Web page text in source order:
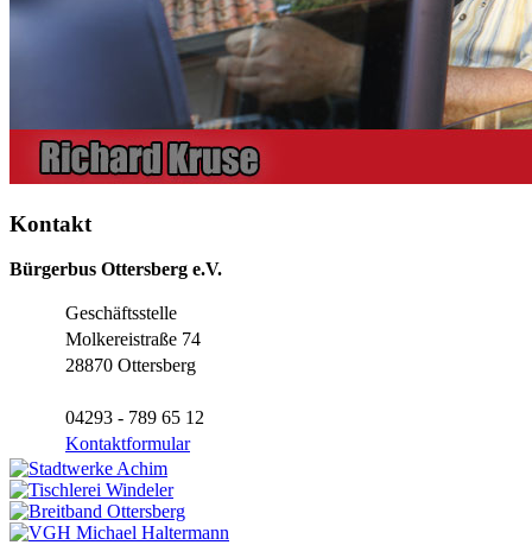
Kontakt
Bürgerbus Ottersberg e.V.
Geschäftsstelle
Molkereistraße 74
28870 Ottersberg
04293 - 789 65 12
Kontaktformular